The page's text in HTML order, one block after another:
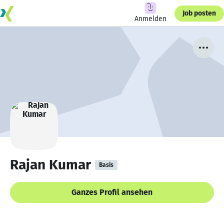
Anmelden
Job posten
Rajan Kumar Basis
Ganzes Profil ansehen